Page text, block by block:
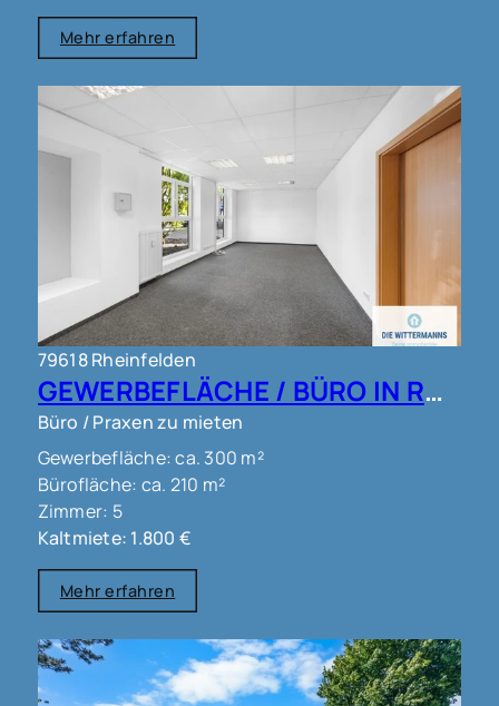
Mehr erfahren
79618 Rheinfelden
GEWERBEFLÄCHE / BÜRO IN RHEINFELDEN !!!
Büro / Praxen zu mieten
Gewerbefläche: ca. 300 m²
Bürofläche: ca. 210 m²
Zimmer: 5
Kaltmiete: 1.800 €
Mehr erfahren